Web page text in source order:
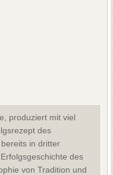
produziert mit viel
des
in dritter
des
von Tradition und